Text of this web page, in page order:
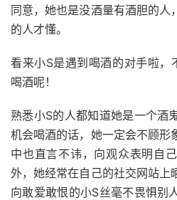
同意，她也是没酒量有酒胆的人
的人才懂。
看来小S是遇到喝酒的对手啦，
喝酒呢！
熟悉小S的人都知道她是一个酒
机会喝酒的话，她一定会不顾形
中也直言不讳，向观众表明自
外，她经常在自己的社交网站上
向敢爱敢恨的小S丝毫不畏惧别